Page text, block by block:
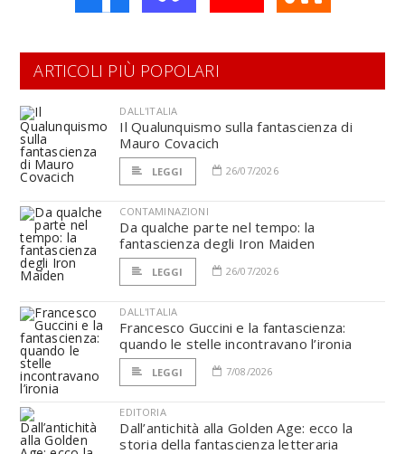
ARTICOLI PIÙ POPOLARI
DALL'ITALIA
Il Qualunquismo sulla fantascienza di
Mauro Covacich
LEGGI 26/07/2026
CONTAMINAZIONI
Da qualche parte nel tempo: la
fantascienza degli Iron Maiden
LEGGI 26/07/2026
DALL'ITALIA
Francesco Guccini e la fantascienza:
quando le stelle incontravano l’ironia
LEGGI 7/08/2026
EDITORIA
Dall’antichità alla Golden Age: ecco la
storia della fantascienza letteraria